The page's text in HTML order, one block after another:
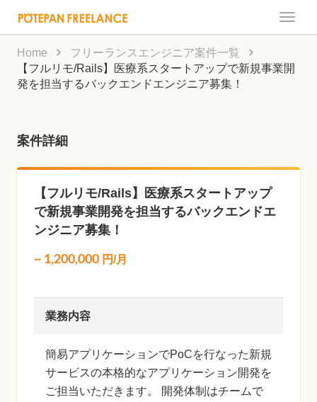
Toggle
Home
フリーランスエンジニア案件一覧
【フルリモ/Rails】医療系スタートアップで新規事業開
発を担当するバックエンドエンジニア募集！
案件詳細
【フルリモ/Rails】医療系スタートアップ
で新規事業開発を担当するバックエンドエ
ンジニア募集！
~ 1,200,000 円/月
業務内容
簡易アプリケーションでPoCを行なった新規
サービスの本格的なアプリケーション開発を
ご担当いただきます。 開発体制はチームで